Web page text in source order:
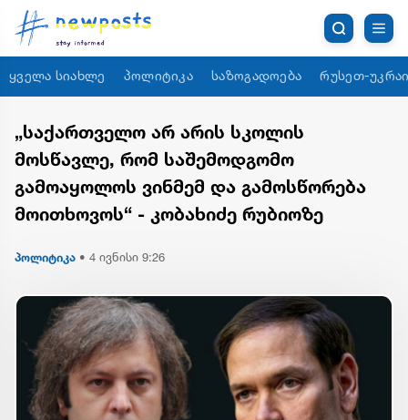
ყველა სიახლე პოლიტიკა საზოგადოება რუსეთ-
„საქართველო არ არის სკოლის
მოსწავლე, რომ საშემოდგომო
გამოაყოლოს ვინმემ და გამოსწორება
მოითხოვოს“ - კობახიძე რუბიოზე
პოლიტიკა • 4 ივნისი 9:26